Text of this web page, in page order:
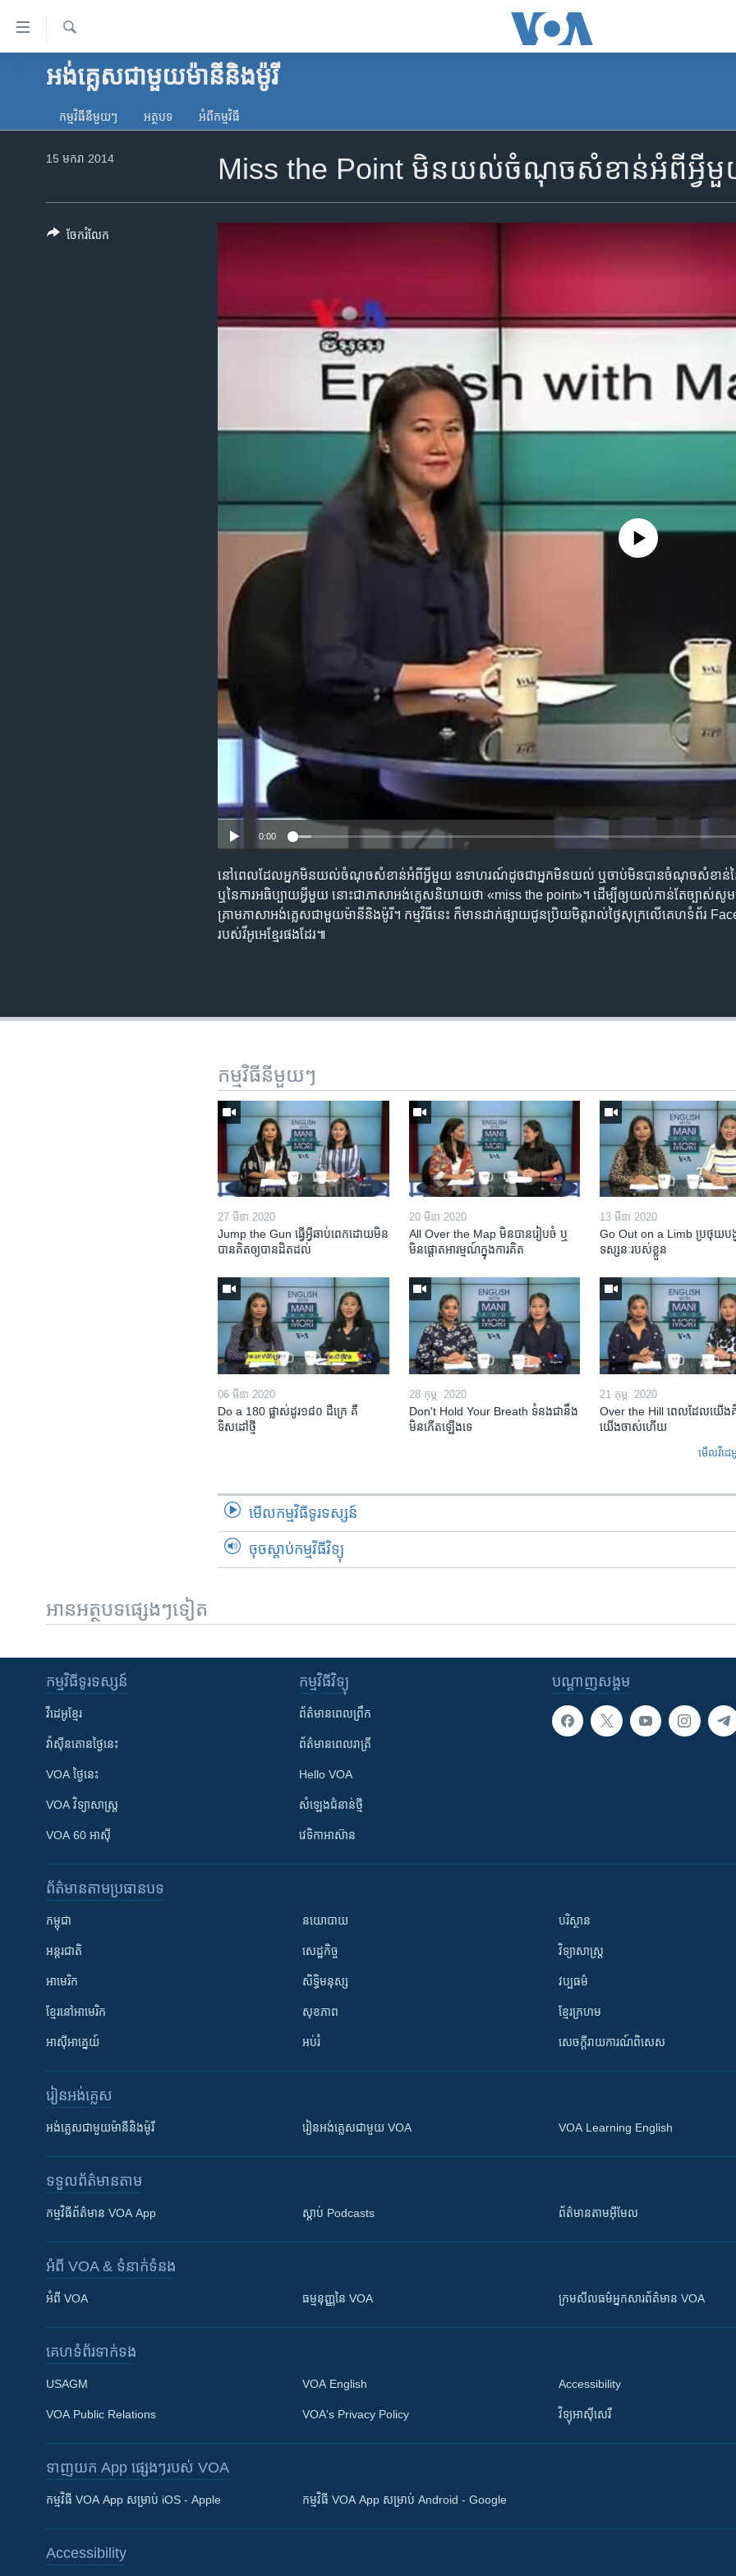
ទៅ​
គេហទំព័រ​
ទាក់ទង
និង​អាមេរិក
Khmer English
ស្វែង​
រក
អង់គ្លេស​ជាមួយ​ម៉ានី​និង​ម៉ូរី
កម្មវិធី​នីមួយៗ អត្ថបទ​ អំពី​កម្មវិធី​
Miss the Point មិន​យល់​ចំណុច​សំខាន់​អំពី​អ្វី​
15 មករា 2014
No media source currently
0:00
នៅពេលដែល​អ្នក​មិន​យល់​ចំណុច​សំខាន់​អំពី​អ្វី​មួយ ឧទាហរណ៍​ដូច​ជា​អ្នក​មិន​យល់ ឬ​ចាប់​មិន​បាន​ចំណុច​សំខាន់​នៃ​
ឬ​នៃ​ការអធិប្បាយ​អ្វី​មួយ នោះ​ជា​ភាសា​អង់គ្លេស​និយាយ​ថា «miss the point»។ ដើម្បី​ឲ្យ​យល់​កាន់តែ​ច្បាស់​សូម​
គ្រាម​ភាសា​អង់គ្លេស​ជាមួយ​ម៉ានី​និង​ម៉ូរី។ កម្មវិធី​នេះ ក៏​មាន​ដាក់​ផ្សាយ​ជូន​ប្រិយមិត្ត​រាល់​ថ្ងៃសុក្រ​លើ​គេហទំព័រ
របស់​វីអូអេ​ខ្មែរ​ផងដែរ៕
ចែករំលែក
កម្មវិធី​នីមួយៗ
27 មីនា 2020
Jump the Gun ធ្វើ​អ្វី​ឆាប់ពេក​ដោយ​មិន​
បាន​គិត​ឲ្យ​បាន​ដិតដល់
20 មីនា 2020
All Over the Map មិន​បាន​រៀបចំ ឬ
មិន​ផ្តោត​អារម្មណ៍​ក្នុងការ​គិត
13 មីនា 2020
Go Out on a Limb ប្រថុយ​បង្
ទស្សនៈ​របស់​ខ្លួន
06 មីនា 2020
Do a 180 ផ្លាស់ដូរ១៨០ ដឺក្រេ គឺ
ទិសដៅថ្មី
28 កុម្ភៈ 2020
Don't Hold Your Breath ទំនងជា​នឹង​
មិន​កើត​ឡើង​ទេ
21 កុម្ភៈ 2020
Over the Hill ពេល​ដែល​យើង​
យើង​ចាស់​ហើយ
មើល​វីដ
មើល​កម្មវិធី​ទូរទស្សន៍
ចុចស្តាប់កម្មវិធីវិទ្យុ
អានអត្ថបទផ្សេងៗទៀត
បណ្តាញ​សង្គម
កម្មវិធី​ទូរទស្សន៍
វីដេអូ​ខ្មែរ
វ៉ាស៊ីនតោន​ថ្ងៃ​នេះ
VOA ថ្ងៃនេះ
VOA ​វិទ្យាសាស្ត្រ
VOA 60 អាស៊ី
កម្មវិធី​វិទ្យុ
ព័ត៌មាន​ពេល​ព្រឹក
ព័ត៌មាន​​ពេល​រាត្រី
Hello VOA
សំឡេង​ជំនាន់​ថ្មី
វេទិកា​អាស៊ាន
ព័ត៌មាន​តាមប្រធានបទ​
កម្ពុជា
អន្តរជាតិ
អាមេរិក
ខ្មែរ​នៅអាមេរិក
អាស៊ីអាគ្នេយ៍
នយោបាយ
សេដ្ឋកិច្ច
សិទ្ធិមនុស្ស
សុខភាព
អប់រំ
បរិស្ថាន
វិទ្យាសាស្រ្ត
វប្បធម៌
ខ្មែរក្រហម
សេចក្តីរាយការណ៍ពិសេស
រៀន​​អង់គ្លេស
អង់គ្លេស​ជាមួយ​ម៉ានី​និង​ម៉ូរី រៀន​​​​​​អង់គ្លេស​​ជាមួយ VOA VOA Learning English
ទទួល​ព័ត៌មាន​តាម
កម្មវិធី​ព័ត៌មាន VOA App ស្តាប់ Podcasts ព័ត៌មាន​តាម​អ៊ីមែល
អំពី​ VOA & ទំនាក់ទំនង
អំពី​ VOA ធម្មនុញ្ញ​នៃ VOA ក្រម​​​សីលធម៌​​​អ្នក​​​សារព័ត៌មាន VOA
គេហទំព័រ​​ទាក់ទង
USAGM
VOA Public Relations
VOA English
VOA's Privacy Policy
Accessibility
វិទ្យុ​អាស៊ី​សេរី
ទាញយក​ App ផ្សេងៗ​របស់​ VOA
កម្មវិធី​ VOA App សម្រាប់ iOS - Apple កម្មវិធី​ VOA App សម្រាប់ Android - Google
Accessibility